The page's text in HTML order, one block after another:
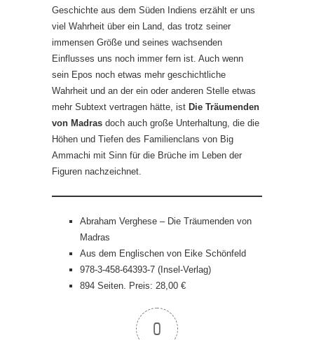
Geschichte aus dem Süden Indiens erzählt er uns
viel Wahrheit über ein Land, das trotz seiner
immensen Größe und seines wachsenden
Einflusses uns noch immer fern ist. Auch wenn
sein Epos noch etwas mehr geschichtliche
Wahrheit und an der ein oder anderen Stelle etwas
mehr Subtext vertragen hätte, ist Die Träumenden
von Madras doch auch große Unterhaltung, die die
Höhen und Tiefen des Familienclans von Big
Ammachi mit Sinn für die Brüche im Leben der
Figuren nachzeichnet.
Abraham Verghese – Die Träumenden von
Madras
Aus dem Englischen von Eike Schönfeld
978-3-458-64393-7 (Insel-Verlag)
894 Seiten. Preis: 28,00 €
0